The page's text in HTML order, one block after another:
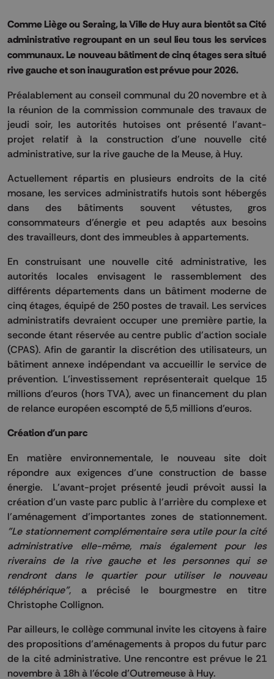
Comme Liège ou Seraing, la Ville de Huy aura bientôt sa Cité
administrative regroupant en un seul lieu tous les services
communaux. Le nouveau bâtiment de cinq étages sera situé
rive gauche et son inauguration est prévue pour 2026.
Préalablement au conseil communal du 20 novembre et à
la réunion de la commission communale des travaux de
jeudi soir, les autorités hutoises ont présenté l'avant-
projet relatif à la construction d'une nouvelle cité
administrative, sur la rive gauche de la Meuse, à Huy.
Actuellement répartis en plusieurs endroits de la cité
mosane, les services administratifs hutois sont hébergés
dans des bâtiments souvent vétustes, gros
consommateurs d'énergie et peu adaptés aux besoins
des travailleurs, dont des immeubles à appartements.
En construisant une nouvelle cité administrative, les
autorités locales envisagent le rassemblement des
différents départements dans un bâtiment moderne de
cinq étages, équipé de 250 postes de travail. Les services
administratifs devraient occuper une première partie, la
seconde étant réservée au centre public d'action sociale
(CPAS). Afin de garantir la discrétion des utilisateurs, un
bâtiment annexe indépendant va accueillir le service de
prévention. L'investissement représenterait quelque 15
millions d'euros (hors TVA), avec un financement du plan
de relance européen escompté de 5,5 millions d'euros.
Création d'un parc
En matière environnementale, le nouveau site doit
répondre aux exigences d'une construction de basse
énergie. L'avant-projet présenté jeudi prévoit aussi la
création d'un vaste parc public à l'arrière du complexe et
l'aménagement d'importantes zones de stationnement.
"Le stationnement complémentaire sera utile pour la cité
administrative elle-même, mais également pour les
riverains de la rive gauche et les personnes qui se
rendront dans le quartier pour utiliser le nouveau
téléphérique", a précisé le bourgmestre en titre
Christophe Collignon.
Par ailleurs, le collège communal invite les citoyens à faire
des propositions d’aménagements à propos du futur parc
de la cité administrative. Une rencontre est prévue le 21
novembre à 18h à l'école d'Outremeuse à Huy.